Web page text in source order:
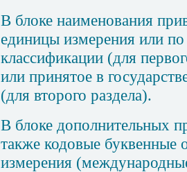
В блоке наименования
единицы измерения или
классификации (для
или принятое в
(для второго раздела).
В блоке дополнительных
также кодовые буквенные
измерения